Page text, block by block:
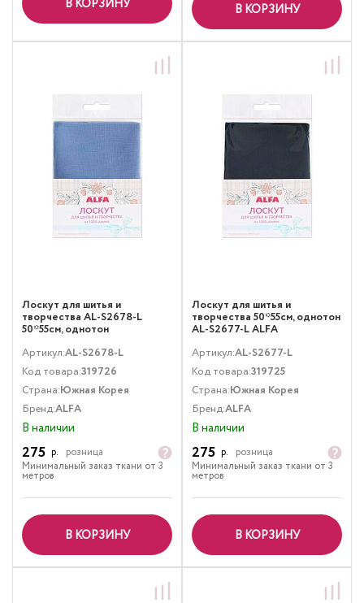
В КОРЗИНУ В КОРЗИНУ
Лоскут для шитья и
творчества AL-S2678-L
50*55см, однотон
Артикул:AL-S2678-L
Код товара:319726
Страна:Южная Корея
Бренд:ALFA
В наличии
275 р.
розница
Минимальный заказ ткани от 3
метров
В КОРЗИНУ
Лоскут для шитья и
творчества 50*55см, однотон
AL-S2677-L ALFA
Артикул:AL-S2677-L
Код товара:319725
Страна:Южная Корея
Бренд:ALFA
В наличии
275 р.
розница
Минимальный заказ ткани от 3
метров
В КОРЗИНУ